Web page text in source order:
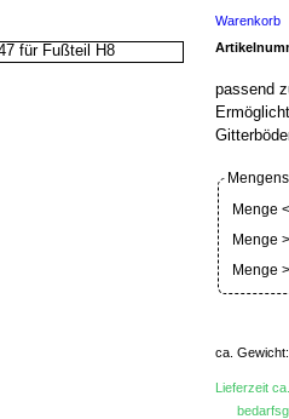
Warenkorb
passend
Menge
Menge
Menge
ca.
Lieferzeit